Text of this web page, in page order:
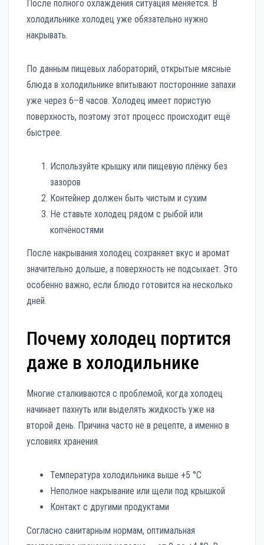
После полного охлаждения ситуация меняется. В
холодильнике холодец уже обязательно нужно
накрывать.
По данным пищевых лабораторий, открытые мясные
блюда в холодильнике впитывают посторонние запахи
уже через 6–8 часов. Холодец имеет пористую
поверхность, поэтому этот процесс происходит ещё
быстрее.
Используйте крышку или пищевую плёнку без
зазоров
Контейнер должен быть чистым и сухим
Не ставьте холодец рядом с рыбой или
копчёностями
После накрывания холодец сохраняет вкус и аромат
значительно дольше, а поверхность не подсыхает. Это
особенно важно, если блюдо готовится на несколько
дней.
Почему холодец портится
даже в холодильнике
Многие сталкиваются с проблемой, когда холодец
начинает пахнуть или выделять жидкость уже на
второй день. Причина часто не в рецепте, а именно в
условиях хранения.
Температура холодильника выше +5 °C
Неполное накрывание или щели под крышкой
Контакт с другими продуктами
Согласно санитарным нормам, оптимальная